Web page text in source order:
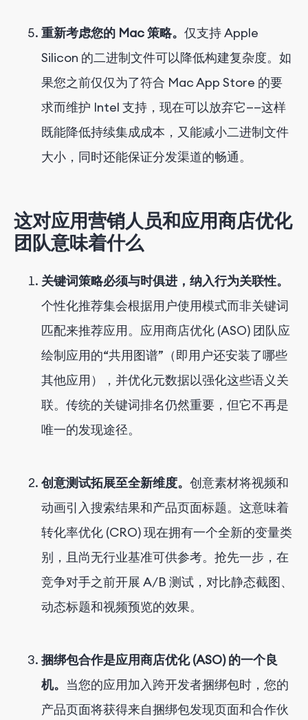
重新考虑您的 Mac 策略。 仅支持 Apple
Silicon 的二进制文件可以降低构建复杂度。如
果您之前仅仅为了符合 Mac App Store 的要
求而维护 Intel 支持，现在可以放弃它——这样
既能降低持续集成成本，又能减小二进制文件
大小，同时还能保证分发渠道的畅通。
这对应用营销人员和应用商店优化
团队意味着什么
关键词策略必须与时俱进，纳入行为关联性。
个性化推荐集会根据用户使用模式而非关键词
匹配来推荐应用。应用商店优化 (ASO) 团队应
绘制应用的“共用图谱”（即用户还安装了哪些
其他应用），并优化元数据以强化这些语义关
联。传统的关键词排名仍然重要，但它不再是
唯一的发现途径。
创意测试拓展至全新维度。 创意素材将视频和
动画引入搜索结果和产品页面标题。这意味着
转化率优化 (CRO) 现在拥有一个全新的变量类
别，且尚无行业基准可供参考。抢先一步，在
竞争对手之前开展 A/B 测试，对比静态截图、
动态标题和视频预览的效果。
捆绑包合作是应用商店优化 (ASO) 的一个良
机。 当您的应用加入跨开发者捆绑包时，您的
产品页面将获得来自捆绑包发现页面和合作伙